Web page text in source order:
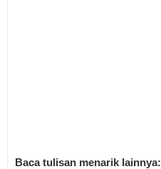
Baca tulisan menarik lainnya: